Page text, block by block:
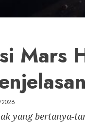
Mars
yang bertanya-